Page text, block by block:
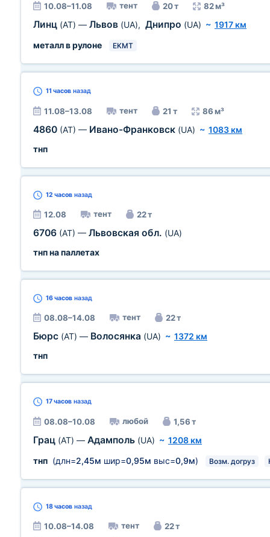
10.08–11.08 тент 20 т 82 м³
Линц (AT) — Львов (UA), Днипро (UA) ~ 1917 км
металл в рулоне
EKMT
11 часов назад
11.08–13.08 тент 21 т 86 м³
4860 (AT) — Ивано-Франковск (UA) ~ 1083 км
тнп
12 часов назад
12.08 тент 22 т
6706 (AT) — Львовская обл. (UA)
тнп на паллетах
16 часов назад
08.08–14.08 тент 22 т
Бюрс (AT) — Волосянка (UA) ~ 1372 км
тнп
17 часов назад
08.08–10.08 любой 1,56 т
Грац (AT) — Адамполь (UA) ~ 1208 км
тнп (длн=2,45м шир=0,95м выс=0,9м) Возм. догруз
18 часов назад
10.08–14.08 тент 22 т